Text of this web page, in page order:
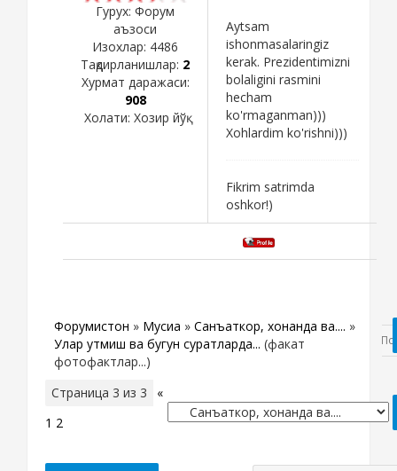
Гурух: Форум
аъзоси
Изохлар: 4486
Тақдирланишлар: 2
Хурмат даражаси:
908
Холати: Хозир йўқ
Aytsam
ishonmasalaringiz
kerak. Prezidentimizni
bolaligini rasmini
hecham
ko'rmaganman)))
Xohlardim ko'rishni)))
Fikrim satrimda
oshkor!)
Форумистон » Мусиқа » Санъаткор, хонанда ва.... »
Улар утмиш ва бугун суратларда... (факат
фотофактлар...)
Страница 3 из 3
«
1 2